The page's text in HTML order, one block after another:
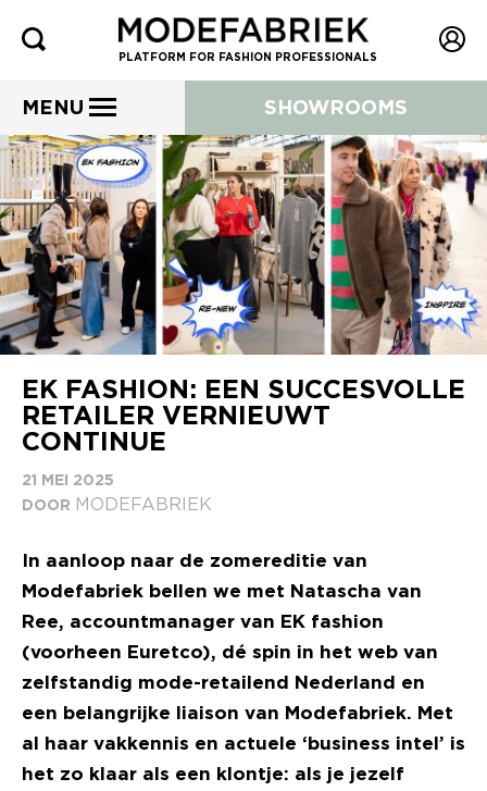
PLATFORM FOR FASHION PROFESSIONALS
MENU SHOWROOMS
EK FASHION: EEN SUCCESVOLLE
RETAILER VERNIEUWT
CONTINUE
21 MEI 2025
DOOR MODEFABRIEK
In aanloop naar de zomereditie van
Modefabriek bellen we met Natascha van
Ree, accountmanager van EK fashion
(voorheen Euretco), dé spin in het web van
zelfstandig mode-retailend Nederland en
een belangrijke liaison van Modefabriek. Met
al haar vakkennis en actuele ‘business intel’ is
het zo klaar als een klontje: als je jezelf